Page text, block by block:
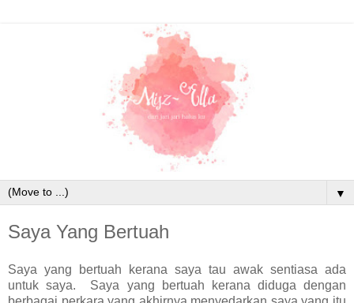
▼
Saya Yang Bertuah
Saya yang bertuah kerana saya tau awak sentiasa ada
untuk saya. Saya yang bertuah kerana diduga dengan